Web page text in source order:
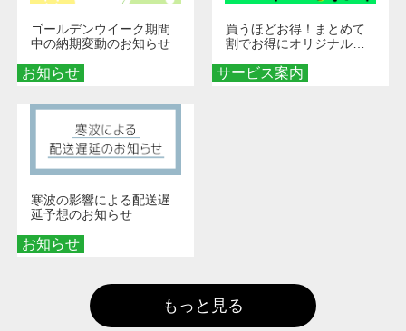
お知らせ
ゴールデンウイーク期間
中の納期変動のお知らせ
サービス案内
買うほどお得！まとめて
割でお得にオリジナルグ
お知らせ
寒波の影響による配送遅
延予想のお知らせ
もっと見る